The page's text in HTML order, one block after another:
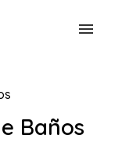
Baños